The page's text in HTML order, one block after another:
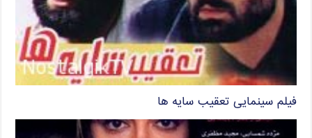
فیلم سینمایی تعقیب سایه ها